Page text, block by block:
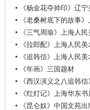
•
《杨金花夺帅印》辽
•
《老桑树底下的故事
•
《三气周瑜》上海人
•
《拉郎配》上海人民
•
《追韩信》上海人民
•
《年画》三国题材
•
《西汉演义之八追韩
•
《红灯记》上海华东
•
《昆仑奴》中国文苑